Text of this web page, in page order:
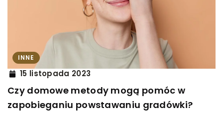
INNE
15 listopada 2023
Czy domowe metody mogą pomóc w
zapobieganiu powstawaniu gradówki?